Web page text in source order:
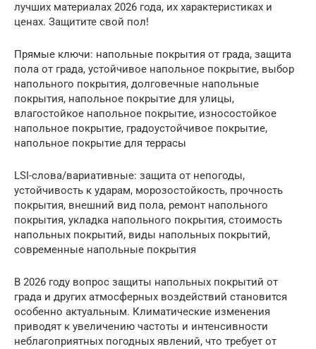
лучших материалах 2026 года, их характеристиках и
ценах. Защитите свой пол!
Прямые ключи: напольные покрытия от града, защита
пола от града, устойчивое напольное покрытие, выбор
напольного покрытия, долговечные напольные
покрытия, напольное покрытие для улицы,
влагостойкое напольное покрытие, износостойкое
напольное покрытие, градоустойчивое покрытие,
напольное покрытие для террасы
LSI-слова/вариативные: защита от непогоды,
устойчивость к ударам, морозостойкость, прочность
покрытия, внешний вид пола, ремонт напольного
покрытия, укладка напольного покрытия, стоимость
напольных покрытий, виды напольных покрытий,
современные напольные покрытия
В 2026 году вопрос защиты напольных покрытий от
града и других атмосферных воздействий становится
особенно актуальным. Климатические изменения
приводят к увеличению частоты и интенсивности
неблагоприятных погодных явлений, что требует от